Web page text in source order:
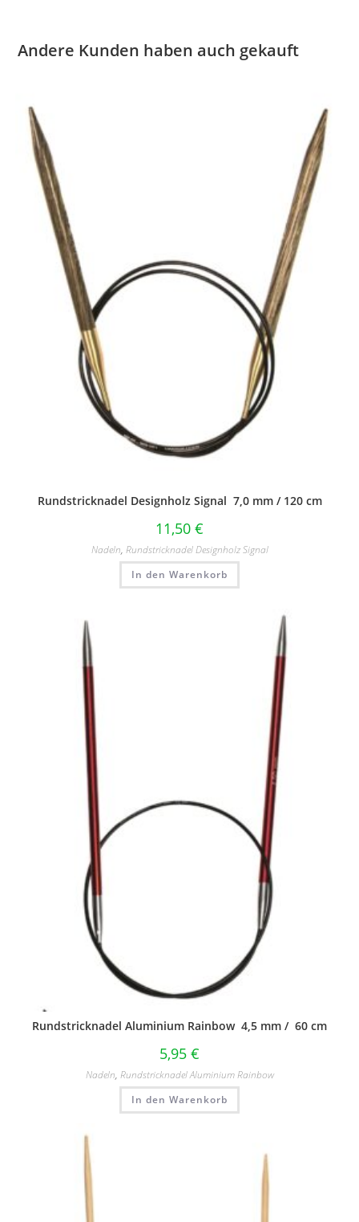
Andere Kunden haben auch gekauft
Rundstricknadel Designholz Signal 7,0 mm / 120 cm
11,50 €
Nadeln, Rundstricknadel Designholz Signal
In den Warenkorb
Rundstricknadel Aluminium Rainbow 4,5 mm / 60 cm
5,95 €
Nadeln, Rundstricknadel Aluminium Rainbow
In den Warenkorb